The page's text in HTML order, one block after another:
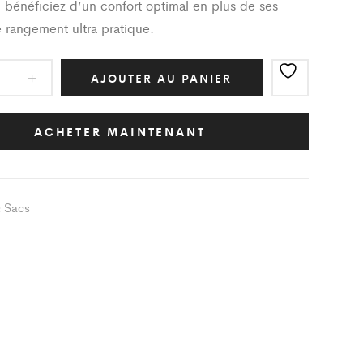
bénéficiez d’un confort optimal en plus de ses
rangement ultra pratique.
AJOUTER AU PANIER
ACHETER MAINTENANT
Sacs